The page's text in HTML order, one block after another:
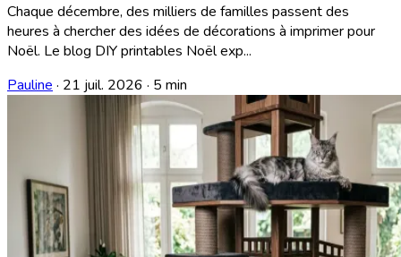
Chaque décembre, des milliers de familles passent des
heures à chercher des idées de décorations à imprimer pour
Noël. Le blog DIY printables Noël exp...
Pauline · 21 juil. 2026 · 5 min